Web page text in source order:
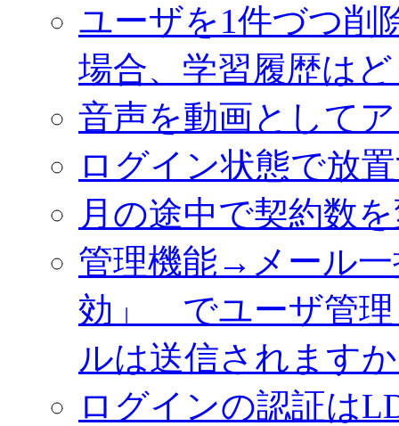
ユーザを1件づつ削
場合、学習履歴は
音声を動画として
ログイン状態で放
月の途中で契約数
管理機能→メール
効」 でユーザ管理
ルは送信されます
ログインの認証は